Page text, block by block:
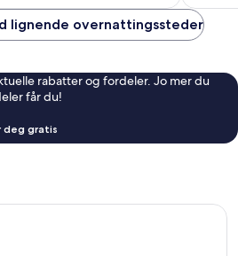
lignende overnattingssteder
rabatter og fordeler. Jo mer du
får du!
deg gratis